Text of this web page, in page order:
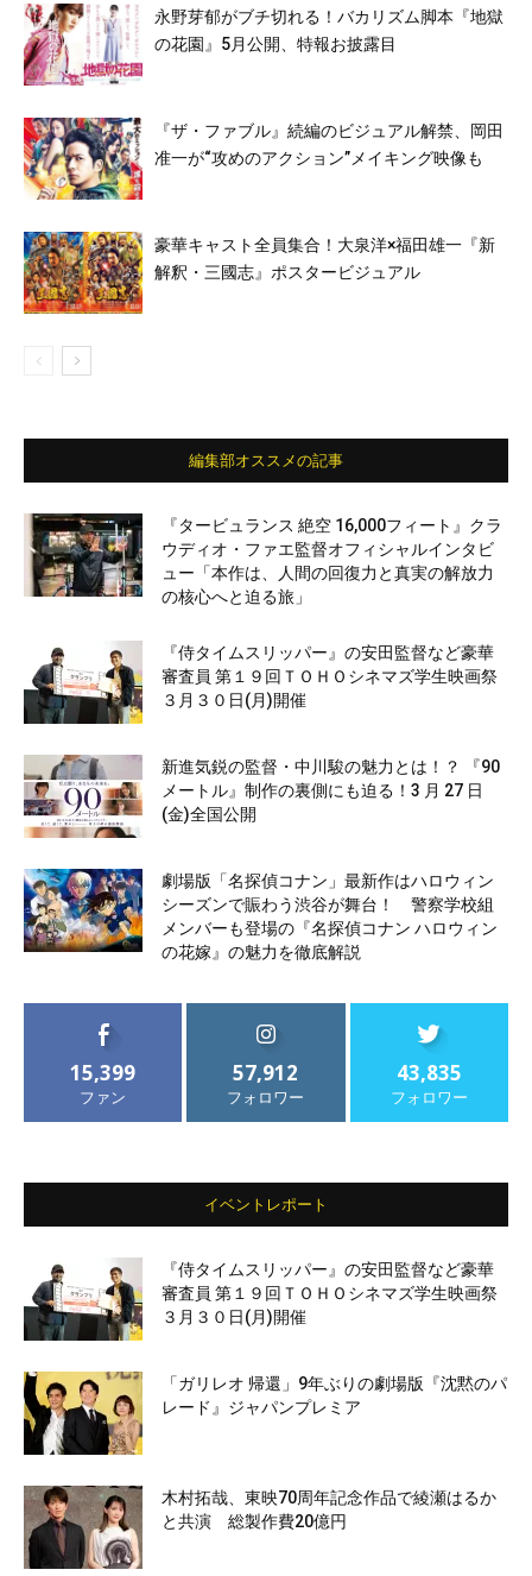
永野芽郁がブチ切れる！バカリズム脚本『地獄
の花園』5月公開、特報お披露目
『ザ・ファブル』続編のビジュアル解禁、岡田
准一が“攻めのアクション”メイキング映像も
豪華キャスト全員集合！大泉洋×福田雄一『新
解釈・三國志』ポスタービジュアル
編集部オススメの記事
『タービュランス 絶空 16,000フィート』クラ
ウディオ・ファエ監督オフィシャルインタビ
ュー「本作は、人間の回復力と真実の解放力
の核心へと迫る旅」
『侍タイムスリッパー』の安田監督など豪華
審査員 第１９回ＴＯＨＯシネマズ学生映画祭
３月３０日(月)開催
新進気鋭の監督・中川駿の魅力とは！？ 『90
メートル』制作の裏側にも迫る！3 月 27 日
(金)全国公開
劇場版「名探偵コナン」最新作はハロウィン
シーズンで賑わう渋谷が舞台！ 警察学校組
メンバーも登場の『名探偵コナン ハロウィン
の花嫁』の魅力を徹底解説
15,399
ファン
57,912
フォロワー
43,835
フォロワー
イベントレポート
『侍タイムスリッパー』の安田監督など豪華
審査員 第１９回ＴＯＨＯシネマズ学生映画祭
３月３０日(月)開催
「ガリレオ 帰還」9年ぶりの劇場版『沈黙のパ
レード』ジャパンプレミア
木村拓哉、東映70周年記念作品で綾瀬はるか
と共演 総製作費20億円